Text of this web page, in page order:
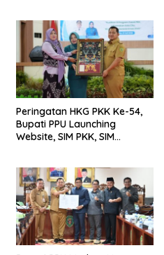
Peringatan HKG PKK Ke-54,
Bupati PPU Launching
Website, SIM PKK, SIM